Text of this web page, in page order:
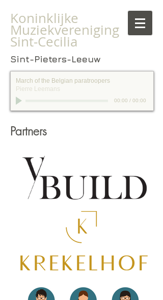
Koninklijke
Muziekvereniging
Sint-Cecilia
Sint-Pieters-Leeuw
March of the Belgian paratroopers
Pierre Leemans
00:00 / 00:00
Partners